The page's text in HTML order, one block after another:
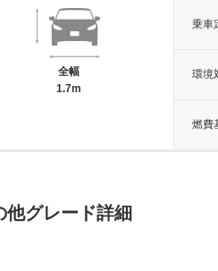
全幅
1.7m
乗車
環境
燃費
グレード詳細